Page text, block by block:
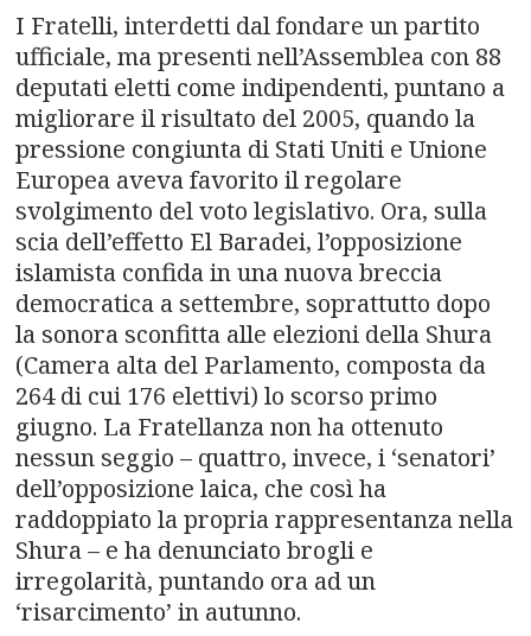
I Fratelli, interdetti dal fondare un partito
ufficiale, ma presenti nell’Assemblea con 88
deputati eletti come indipendenti, puntano a
migliorare il risultato del 2005, quando la
pressione congiunta di Stati Uniti e Unione
Europea aveva favorito il regolare
svolgimento del voto legislativo. Ora, sulla
scia dell’effetto El Baradei, l’opposizione
islamista confida in una nuova breccia
democratica a settembre, soprattutto dopo
la sonora sconfitta alle elezioni della Shura
(Camera alta del Parlamento, composta da
264 di cui 176 elettivi) lo scorso primo
giugno. La Fratellanza non ha ottenuto
nessun seggio – quattro, invece, i ‘senatori’
dell’opposizione laica, che così ha
raddoppiato la propria rappresentanza nella
Shura – e ha denunciato brogli e
irregolarità, puntando ora ad un
‘risarcimento’ in autunno.